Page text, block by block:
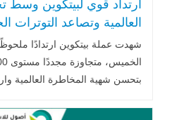
ارتداد قوي لبيتكوين
العالمية وتصاعد التوترات
شهدت عملة بيتكوين ارتدادًا
بتحسن شهية المخاطرة العالمية